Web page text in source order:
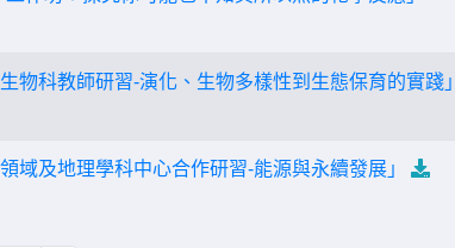
物科教師研習-演化、生物多樣性到生態保育的實踐」
域及地理學科中心合作研習-能源與永續發展」